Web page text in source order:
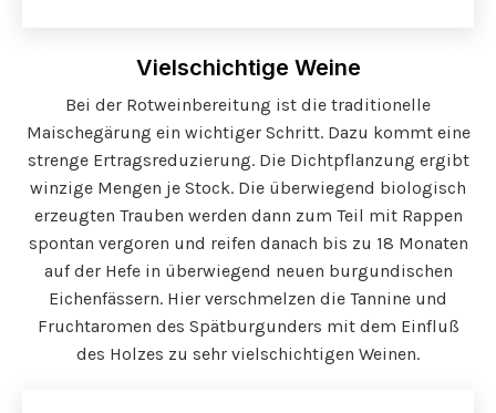
Vielschichtige Weine
Bei der Rotweinbereitung ist die traditionelle
Maischegärung ein wichtiger Schritt. Dazu kommt eine
strenge Ertragsreduzierung. Die Dichtpflanzung ergibt
winzige Mengen je Stock. Die überwiegend biologisch
erzeugten Trauben werden dann zum Teil mit Rappen
spontan vergoren und reifen danach bis zu 18 Monaten
auf der Hefe in überwiegend neuen burgundischen
Eichenfässern. Hier verschmelzen die Tannine und
Fruchtaromen des Spätburgunders mit dem Einfluß
des Holzes zu sehr vielschichtigen Weinen.